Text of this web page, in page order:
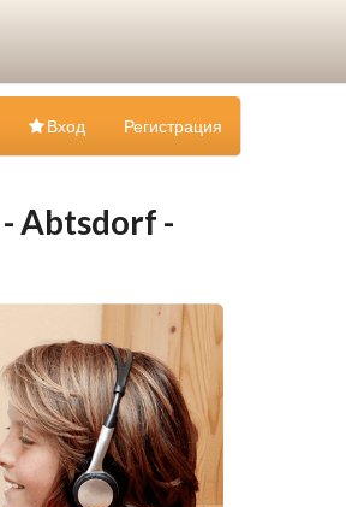
Регистрация
Вход
Abtsdorf -